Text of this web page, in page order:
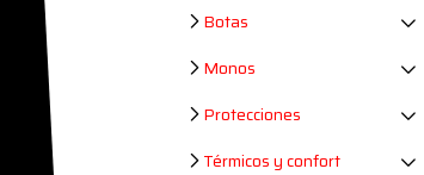
Botas
Monos
Protecciones
Térmicos y confort